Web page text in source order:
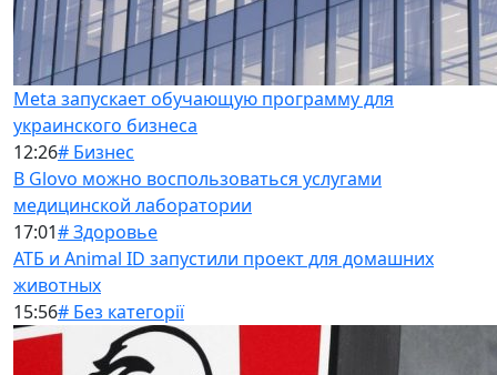
Meta запускает обучающую программу для
украинского бизнеса
12:26# Бизнес
В Glovo можно воспользоваться услугами
медицинской лаборатории
17:01# Здоровье
АТБ и Animal ID запустили проект для домашних
животных
15:56# Без категорії